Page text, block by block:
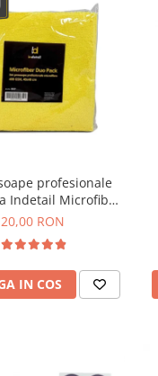
profesionale
Indetail Microfiber
400GSM, 40x40cm,
20,00 RON
IN COS